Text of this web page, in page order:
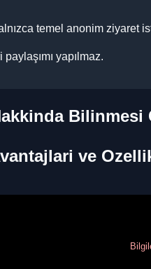
temel anonim ziyaret
yapılmaz.
Bilinmesi
ve